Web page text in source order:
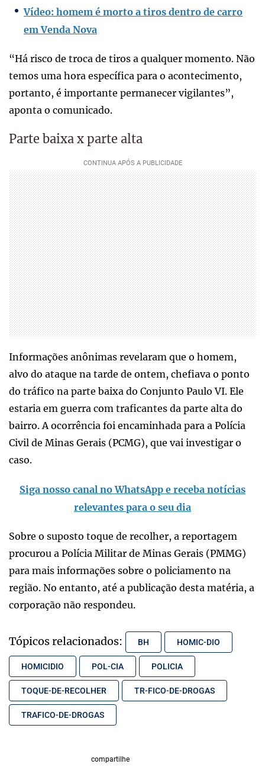
Vídeo: homem é morto a tiros dentro de carro
em Venda Nova
“Há risco de troca de tiros a qualquer momento. Não
temos uma hora específica para o acontecimento,
portanto, é importante permanecer vigilantes”,
aponta o comunicado.
Parte baixa x parte alta
Informações anônimas revelaram que o homem,
alvo do ataque na tarde de ontem, chefiava o ponto
do tráfico na parte baixa do Conjunto Paulo VI. Ele
estaria em guerra com traficantes da parte alta do
bairro. A ocorrência foi encaminhada para a Polícia
Civil de Minas Gerais (PCMG), que vai investigar o
caso.
Siga nosso canal no WhatsApp e receba notícias
relevantes para o seu dia
Sobre o suposto toque de recolher, a reportagem
procurou a Polícia Militar de Minas Gerais (PMMG)
para mais informações sobre o policiamento na
região. No entanto, até a publicação desta matéria, a
corporação não respondeu.
Tópicos relacionados: BH HOMIC-DIO
HOMICIDIO POL-CIA POLICIA
TOQUE-DE-RECOLHER TR-FICO-DE-DROGAS
TRAFICO-DE-DROGAS
compartilhe